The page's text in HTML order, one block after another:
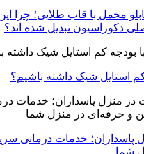
مخمل با قاب طلایی؛ چرا
دکوراسیون تبدیل شده اند؟
استایل شیک داشته باشیم؟
پاسداران؛ خدمات درمانی
شما